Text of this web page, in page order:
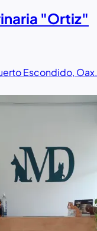
"Ortiz"
Escondido, Oax.